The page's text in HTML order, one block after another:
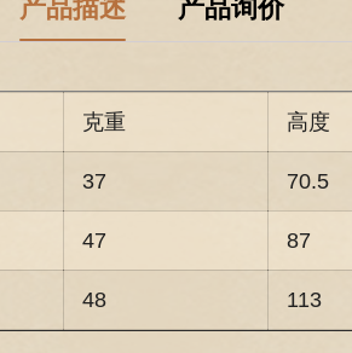
产品描述 产品询价
克重 高度
37 70.5
47 87
48 113